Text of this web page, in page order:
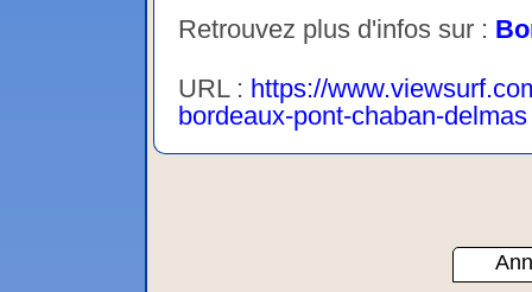
Retrouvez plus d'infos sur :
URL : https://
bordeaux-pont-chaban-delmas